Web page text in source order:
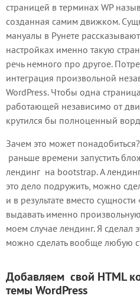
страницей в терминах WP
созданная самим движком.
мануалы в Рунете
настройках именно такую
речь немного про другое.
интеграция произвольной
WordPress. Чтобы одна
работающей независимо от
крутился бы полноценный
Зачем это может
раньше времени запустить
лендинг на bootstrap. А
это дело подружить, можно
и в результате вместо
выдавать именно
моем случае лендинг. Я сделал
можно сделать вообще любую
Добавляем свой HTML
темы WordPress